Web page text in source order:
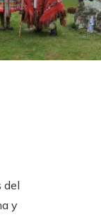
del
y